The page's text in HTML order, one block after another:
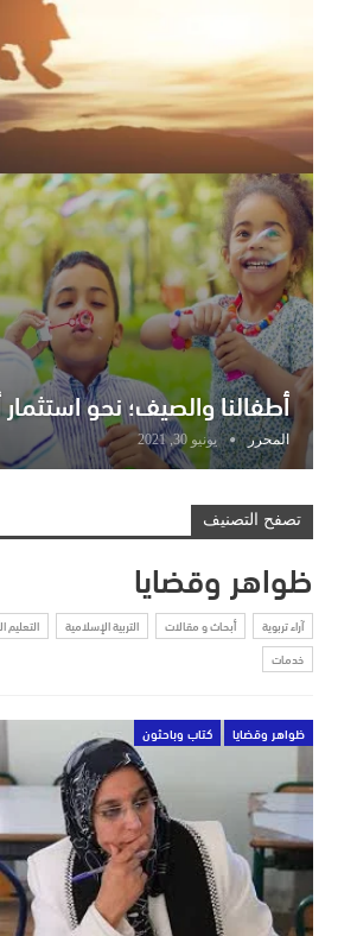
أطفالنا والصيف؛ نحو
المحرر يونيو 30, 2021
تصفح التصنيف
ظواهر وقضايا
آراء تربوية أبحاث و مقالات التربية الإسلامية التعليم
خدمات
ظواهر وقضايا كتاب وباحثون